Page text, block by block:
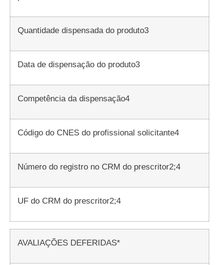
Quantidade dispensada do produto3
Data de dispensação do produto3
Competência da dispensação4
Código do CNES do profissional solicitante4
Número do registro no CRM do prescritor2;4
UF do CRM do prescritor2;4
AVALIAÇÕES DEFERIDAS*